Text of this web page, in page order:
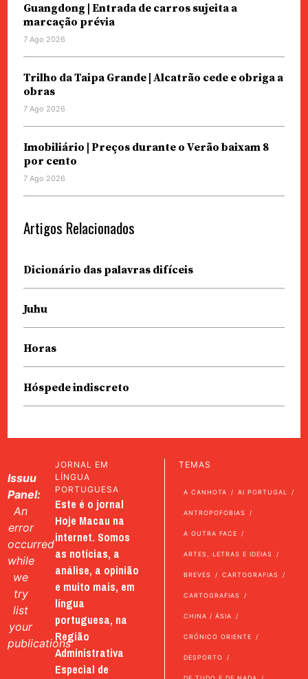
Guangdong | Entrada de carros sujeita a
marcação prévia
7 Ago 2026
Trilho da Taipa Grande | Alcatrão cede e obriga a
obras
7 Ago 2026
Imobiliário | Preços durante o Verão baixam 8
por cento
7 Ago 2026
Artigos Relacionados
Dicionário das palavras difíceis
Juhu
Horas
Hóspede indiscreto
Issuu
Panel:
An
error
occurred
while
we
try
list
your
publications
JORNAL EM
LÍNGUA
PORTUGUESA
Este é o jornal
Hoje Macau na
internet. Somos
as notícias, a
análise, a opinião
e muito mais, em
língua
portuguesa, na
Região
Administrativa
Especial de
TEMAS
A CANHOTA AI PORTUGAL
ANTROPOFOBIAS
A OUTRA FACE
ARTES, LETRAS E IDEIAS
BREVES CARTOGRAFIAS
CARTOGRAFIAS
CHINA / ÁSIA
CRÓNICO ORIENTE
DESPORTO